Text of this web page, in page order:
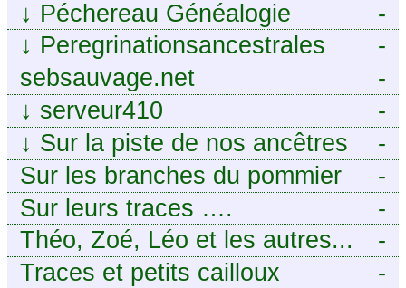
-
↓ Péchereau Généalogie
-
↓ Peregrinationsancestrales
-
sebsauvage.net
-
↓ serveur410
-
↓ Sur la piste de nos ancêtres
en Périgord.
-
Sur les branches du pommier
-
Sur leurs traces ….
-
Théo, Zoé, Léo et les autres...
-
Traces et petits cailloux